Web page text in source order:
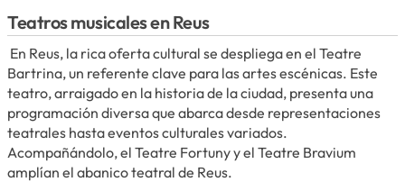
Teatros musicales en Reus
En Reus, la rica oferta cultural se despliega en el Teatre
Bartrina, un referente clave para las artes escénicas. Este
teatro, arraigado en la historia de la ciudad, presenta una
programación diversa que abarca desde representaciones
teatrales hasta eventos culturales variados.
Acompañándolo, el Teatre Fortuny y el Teatre Bravium
amplían el abanico teatral de Reus.